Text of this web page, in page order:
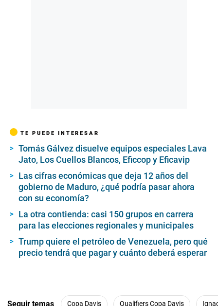
TE PUEDE INTERESAR
Tomás Gálvez disuelve equipos especiales Lava
Jato, Los Cuellos Blancos, Eficcop y Eficavip
Las cifras económicas que deja 12 años del
gobierno de Maduro, ¿qué podría pasar ahora
con su economía?
La otra contienda: casi 150 grupos en carrera
para las elecciones regionales y municipales
Trump quiere el petróleo de Venezuela, pero qué
precio tendrá que pagar y cuánto deberá esperar
Seguir temas Copa Davis Qualifiers Copa Davis